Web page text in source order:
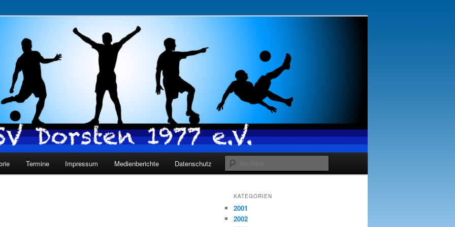
e.V.
Termine Impressum Medienberichte Datenschutz
KATEGORIEN
2001
2002